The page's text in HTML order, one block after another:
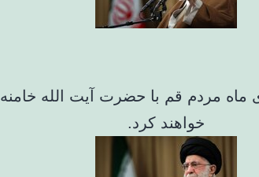
چهارشنبه 19 دی ماه مردم قم با حضرت آیت الله
خواهند کرد.